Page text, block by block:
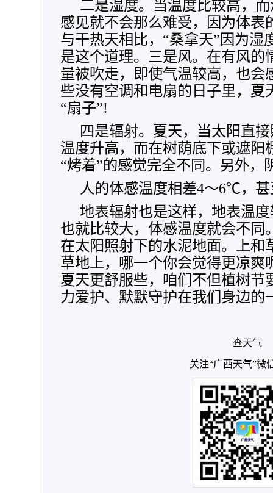
二是湿度。当温度比较高，
感见就不会那么难受，因为体表
与干热天相比，“桑拿天”因为湿
是这个道理。三是风。在有风的
量被吹走，即使气温较高，也会
些没有空调和电扇的日子里，夏
“扇子”!
四是辐射。夏天，当太阳直
温度升高，而在树荫底下或遮阳
“烤着”的感觉完全不同。另外，
人的体感温度相差4～6℃，
地表辐射也是这样，地表温
也就比较大，体感温度就会不同
在太阳照射下的水泥地面。上和
草地上，哪一个你会觉得更凉爽
夏天更舒服些，咱们不但植树节
力爱护、默默守护在我们身边的
查天气
关注“广西天气”微